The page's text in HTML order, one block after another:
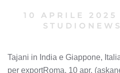
10 APRILE 2025
STUDIONEWS
Tajani in India e Giappone,
per exportRoma, 10 apr.